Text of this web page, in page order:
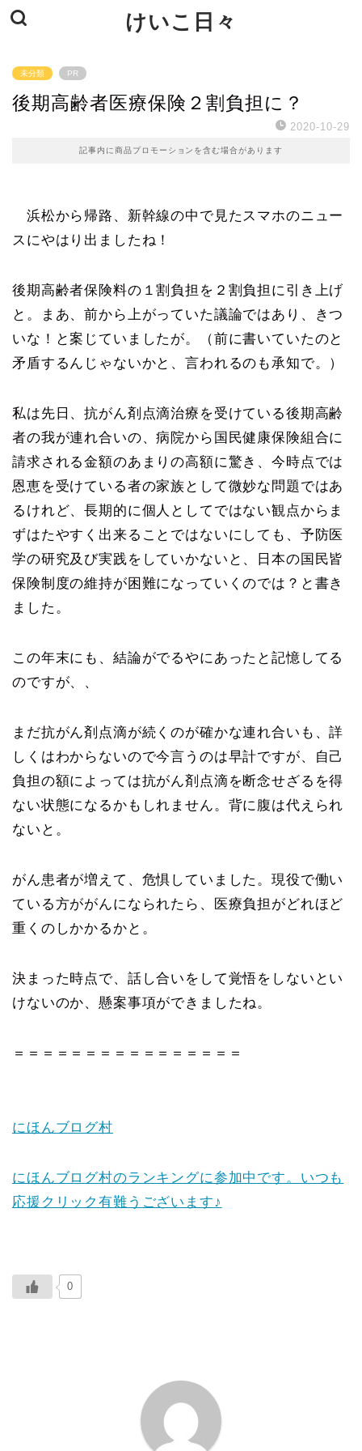
けいこ日々
未分類 PR
後期高齢者医療保険２割負担に？
2020-10-29
記事内に商品プロモーションを含む場合があります
浜松から帰路、新幹線の中で見たスマホのニュー
スにやはり出ましたね！
後期高齢者保険料の１割負担を２割負担に引き上げ
と。まあ、前から上がっていた議論ではあり、きつ
いな！と案じていましたが。（前に書いていたのと
矛盾するんじゃないかと、言われるのも承知で。）
私は先日、抗がん剤点滴治療を受けている後期高齢
者の我が連れ合いの、病院から国民健康保険組合に
請求される金額のあまりの高額に驚き、今時点では
恩恵を受けている者の家族として微妙な問題ではあ
るけれど、長期的に個人としてではない観点からま
ずはたやすく出来ることではないにしても、予防医
学の研究及び実践をしていかないと、日本の国民皆
保険制度の維持が困難になっていくのでは？と書き
ました。
この年末にも、結論がでるやにあったと記憶してる
のですが、、
まだ抗がん剤点滴が続くのが確かな連れ合いも、詳
しくはわからないので今言うのは早計ですが、自己
負担の額によっては抗がん剤点滴を断念せざるを得
ない状態になるかもしれません。背に腹は代えられ
ないと。
がん患者が増えて、危惧していました。現役で働い
ている方ががんになられたら、医療負担がどれほど
重くのしかかるかと。
決まった時点で、話し合いをして覚悟をしないとい
けないのか、懸案事項ができましたね。
＝＝＝＝＝＝＝＝＝＝＝＝＝＝＝＝
にほんブログ村
にほんブログ村のランキングに参加中です。いつも
応援クリック有難うございます♪
0